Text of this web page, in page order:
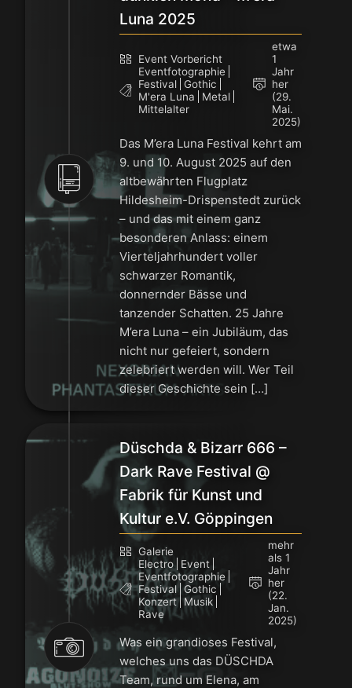
Luna 2025
Event Vorbericht
Eventfotographie
Festival Gothic
M'era Luna
Metal
Mittelalter
etwa
1
Jahr
her
(29.
Mai.
2025)
Das M’era Luna Festival kehrt am
9. und 10. August 2025 auf den
altbewährten Flugplatz
Hildesheim-Drispenstedt zurück
– und das mit einem ganz
besonderen Anlass: einem
Vierteljahrhundert voller
schwarzer Romantik,
donnernder Bässe und
tanzender Schatten. 25 Jahre
M’era Luna – ein Jubiläum, das
nicht nur gefeiert, sondern
zelebriert werden will. Wer Teil
dieser Geschichte sein […]
Düschda & Bizarr 666 –
Dark Rave Festival @
Fabrik für Kunst und
Kultur e.V. Göppingen
Galerie
Electro
Event
Eventfotographie
Festival Gothic
Konzert
Musik
Rave
mehr
als 1
Jahr
her
(22.
Jan.
2025)
Was ein grandioses Festival,
welches uns das DÜSCHDA
Team, rund um Elena, am